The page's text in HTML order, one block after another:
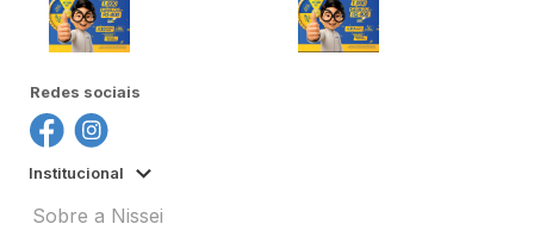
Redes sociais
Institucional
Sobre a Nissei